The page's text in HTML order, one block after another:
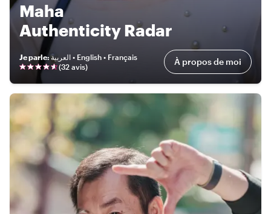
Maha
Authenticity Radar
Je parle:
العربية • English • Français
(32 avis) À propos de moi